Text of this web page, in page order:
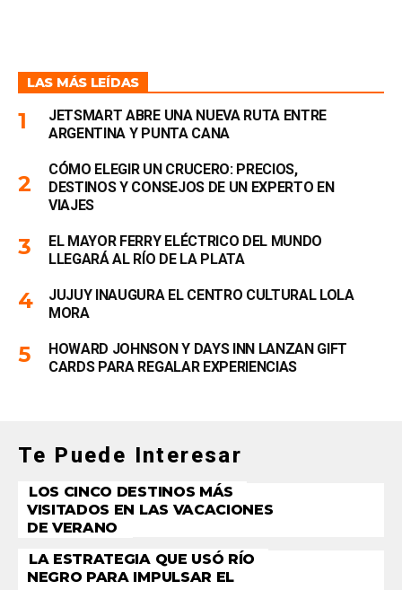
LAS MÁS LEÍDAS
JETSMART ABRE UNA NUEVA RUTA ENTRE
ARGENTINA Y PUNTA CANA
CÓMO ELEGIR UN CRUCERO: PRECIOS,
DESTINOS Y CONSEJOS DE UN EXPERTO EN
VIAJES
EL MAYOR FERRY ELÉCTRICO DEL MUNDO
LLEGARÁ AL RÍO DE LA PLATA
JUJUY INAUGURA EL CENTRO CULTURAL LOLA
MORA
HOWARD JOHNSON Y DAYS INN LANZAN GIFT
CARDS PARA REGALAR EXPERIENCIAS
Te Puede Interesar
LOS CINCO DESTINOS MÁS
VISITADOS EN LAS VACACIONES
DE VERANO
LA ESTRATEGIA QUE USÓ RÍO
NEGRO PARA IMPULSAR EL